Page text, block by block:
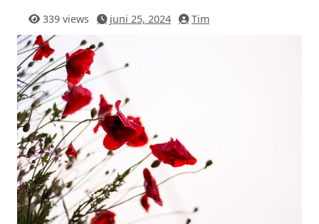
339 views juni 25, 2024 Tim